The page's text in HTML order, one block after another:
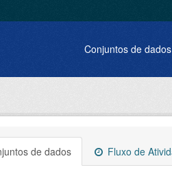
Conjuntos de dados
de dados Fluxo de